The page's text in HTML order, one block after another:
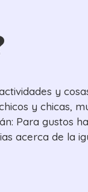
y
y chicas,
Para gustos
acerca de la